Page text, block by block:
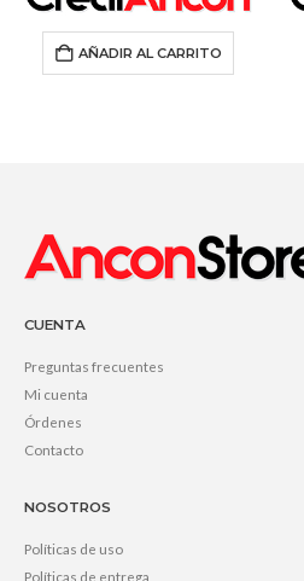
AÑADIR AL CARRITO
CUENTA
Preguntas frecuentes
Mi cuenta
Órdenes
Contacto
NOSOTROS
Políticas de uso
Políticas de entrega